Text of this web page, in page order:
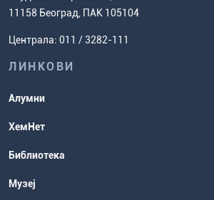
(ЕСПБ)
Усавршавање за наставнике
Повереник за равноправност
Студентске организације
рокови
Ценовник студија
испита
11158 Београд, ПАК 105104
Централа: 011 / 3282-111
ЛИНКОВИ
Алумни
ХемНет
Библиотека
Музеј